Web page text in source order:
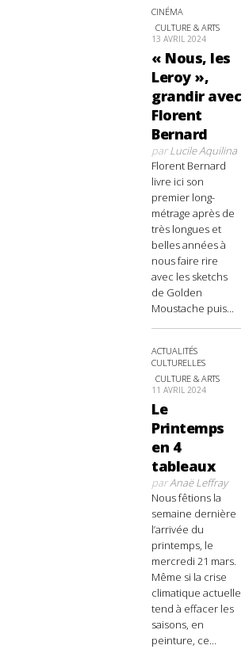
CINÉMA
CULTURE & ARTS
13 AVRIL 2024
« Nous, les
Leroy »,
grandir avec
Florent
Bernard
parLucile Aquilina
Florent Bernard
livre ici son
premier long-
métrage après de
très longues et
belles années à
nous faire rire
avec les sketchs
de Golden
Moustache puis...
ACTUALITÉS
CULTURELLES
CULTURE & ARTS
11 AVRIL 2024
Le
Printemps
en 4
tableaux
parAnaë Leffray
Nous fêtions la
semaine dernière
l’arrivée du
printemps, le
mercredi 21 mars.
Même si la crise
climatique actuelle
tend à effacer les
saisons, en
peinture, ce...